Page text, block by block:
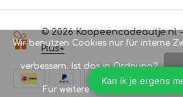
© 2026 Koopeencadeautje.nl
Plus+
Wir benutzen Cookies nur für interne
verbessern. Ist das in Ordnung?
Für weitere Informationen